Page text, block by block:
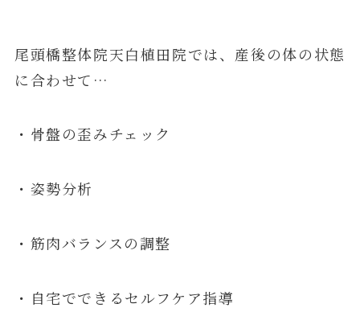
尾頭橋整体院天白植田院では、産後の体の状態
に合わせて…
・骨盤の歪みチェック
・姿勢分析
・筋肉バランスの調整
・自宅でできるセルフケア指導